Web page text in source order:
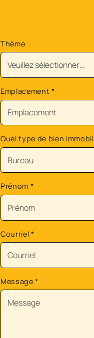
Thème
Emplacement *
Quel type de bien
Prénom *
Courriel *
Message*